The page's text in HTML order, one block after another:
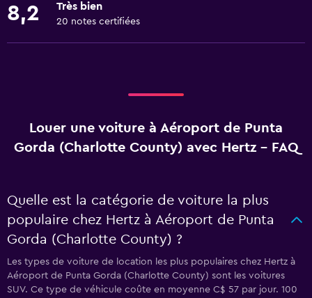
8,2 Très bien
20 notes certifiées
Louer une voiture à Aéroport de Punta
Gorda (Charlotte County) avec Hertz - FAQ
Quelle est la catégorie de voiture la plus
populaire chez Hertz à Aéroport de Punta
Gorda (Charlotte County) ?
Les types de voiture de location les plus populaires chez Hertz à
Aéroport de Punta Gorda (Charlotte County) sont les voitures
SUV. Ce type de véhicule coûte en moyenne C$ 57 par jour. 100